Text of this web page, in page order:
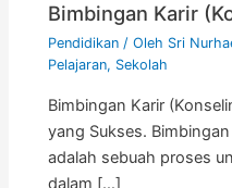
Bimbingan Karir
Pendidikan / Oleh Sri
Pelajaran, Sekolah
Bimbingan Karir
yang Sukses.
adalah sebuah proses
dalam […]